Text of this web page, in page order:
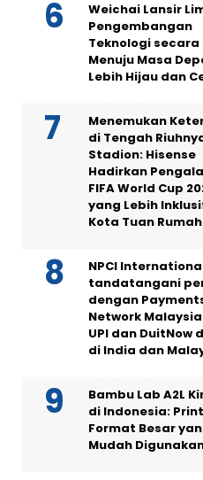
Weichai Lansir
Pengembangan
Teknologi secara
Menuju Masa
Lebih Hijau dan
Menemukan
di Tengah
Stadion: Hisense
Hadirkan
FIFA World Cup
yang Lebih
Kota Tuan Rumah
NPCI
tandatangani
dengan
Network
UPI dan DuitNow
di India dan
Bambu Lab A2L
di Indonesia:
Format Besar
Mudah